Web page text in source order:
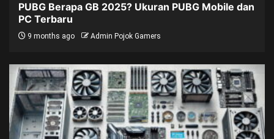
PUBG Berapa GB 2025? Ukuran PUBG Mobile dan
PC Terbaru
9 months ago Admin Pojok Gamers